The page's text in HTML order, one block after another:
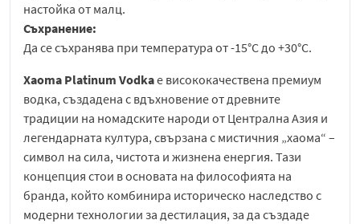
настойка от малц.
Съхранение:
Да се съхранява при температура от -15°C до +30°C.
Xaoma Platinum Vodkaе висококачествена премиум
водка, създадена с вдъхновение от древните
традиции на номадските народи от Централна Азия и
легендарната култура, свързана с мистичния „хаома“ –
символ на сила, чистота и жизнена енергия. Тази
концепция стои в основата на философията на
бранда, който комбинира историческо наследство с
модерни технологии за дестилация, за да създаде